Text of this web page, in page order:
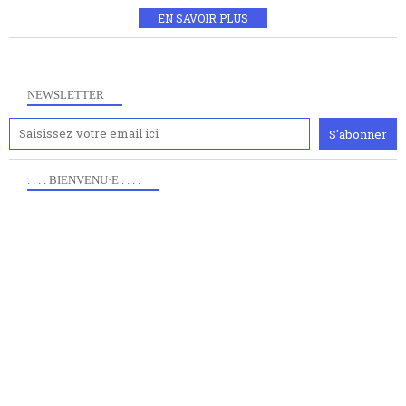
EN SAVOIR PLUS
NEWSLETTER
. . . . BIENVENU·E . . . .